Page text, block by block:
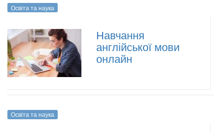
Освіта та наука
Навчання
англійської мови
онлайн
Освіта та наука